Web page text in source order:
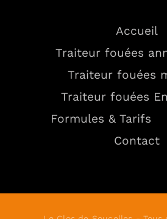
Accueil
Traiteur fouées
Traiteur fouées
Traiteur fouées
Formules & Tarifs
Contact